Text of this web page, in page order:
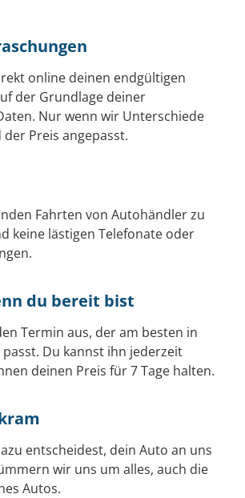
online deinen endgültigen
der Grundlage deiner
Nur wenn wir Unterschiede
Preis angepasst.
Fahrten von Autohändler zu
keine lästigen Telefonate oder
du bereit bist
Termin aus, der am besten in
Du kannst ihn jederzeit
deinen Preis für 7 Tage halten.
entscheidest, dein Auto an uns
wir uns um alles, auch die
Autos.